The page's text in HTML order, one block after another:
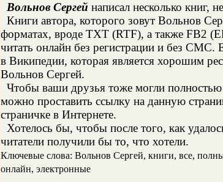
Вольнов Сергей написал несколько книг,
Книги автора, которого зовут Вольнов
форматах, вроде TXT (RTF), а также FB2
читать онлайн без регистрации и без СМС.
в Википедии, которая является хорошим
Вольнов Сергей.
Чтобы ваши друзья тоже могли полностью
можно проставить ссылку на данную
страничке в Интернете.
Хотелось бы, чтобы после того, как
читатели получили бы то, что хотели.
Ключевые слова: Вольнов Сергей, книги, все,
онлайн, электронные